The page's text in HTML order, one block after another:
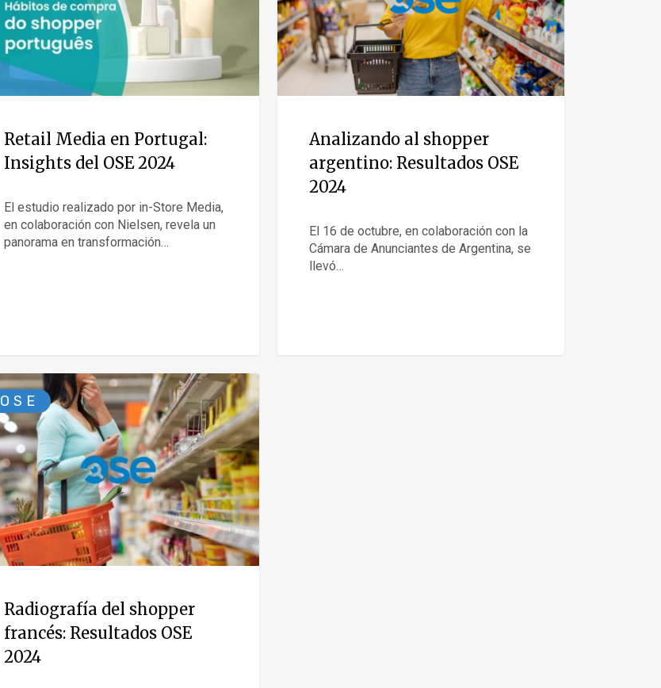
Retail Media en Portugal:
Insights del OSE 2024
El estudio realizado por in-Store Media,
en colaboración con Nielsen, revela un
panorama en transformación…
Analizando al shopper
argentino: Resultados OSE
2024
El 16 de octubre, en colaboración con la
Cámara de Anunciantes de Argentina, se
llevó…
OSE
Radiografía del shopper
francés: Resultados OSE
2024